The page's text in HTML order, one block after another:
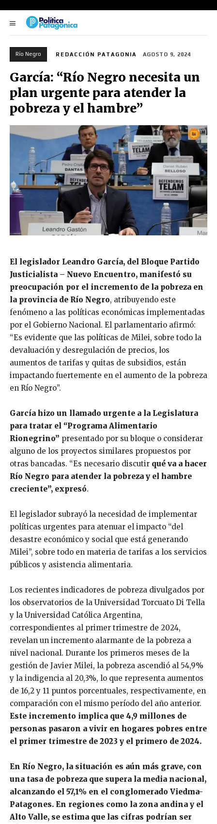
Río Negro REDACCIÓN PATAGONIA AGOSTO 9, 2024
García: “Río Negro necesita un
plan urgente para atender la
pobreza y el hambre”
El legislador Leandro García, del Bloque Partido
Justicialista – Nuevo Encuentro, manifestó su
preocupación por el incremento de la pobreza en
la provincia de Río Negro, atribuyendo este
fenómeno a las políticas económicas implementadas
por el Gobierno Nacional. El parlamentario afirmó:
“Es evidente que las políticas de Milei, sobre todo la
devaluación y desregulación de precios, los
aumentos de tarifas y quitas de subsidios, están
impactando fuertemente en el aumento de la pobreza
en Río Negro”.
García hizo un llamado urgente a la Legislatura
para tratar el “Programa Alimentario
Rionegrino” presentado por su bloque o considerar
alguno de los proyectos similares propuestos por
otras bancadas. “Es necesario discutir qué va a hacer
Río Negro para atender la pobreza y el hambre
creciente”, expresó.
El legislador subrayó la necesidad de implementar
políticas urgentes para atenuar el impacto “del
desastre económico y social que está generando
Milei”, sobre todo en materia de tarifas a los servicios
públicos y asistencia alimentaria.
Los recientes indicadores de pobreza divulgados por
los observatorios de la Universidad Torcuato Di Tella
y la Universidad Católica Argentina,
correspondientes al primer trimestre de 2024,
revelan un incremento alarmante de la pobreza a
nivel nacional. Durante los primeros meses de la
gestión de Javier Milei, la pobreza ascendió al 54,9%
y la indigencia al 20,3%, lo que representa aumentos
de 16,2 y 11 puntos porcentuales, respectivamente, en
comparación con el mismo período del año anterior.
Este incremento implica que 4,9 millones de
personas pasaron a vivir en hogares pobres entre
el primer trimestre de 2023 y el primero de 2024.
En Río Negro, la situación es aún más grave, con
una tasa de pobreza que supera la media nacional,
alcanzando el 57,1% en el conglomerado Viedma-
Patagones. En regiones como la zona andina y el
Alto Valle, se estima que las cifras podrían ser